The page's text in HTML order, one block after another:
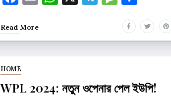
Read More
HOME
WPL 2024: নতুন ওপেনার পেল ইউপি!